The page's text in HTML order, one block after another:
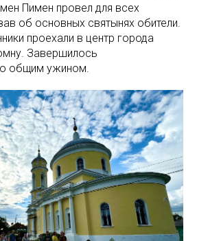
Пимен провел для всех
об основных святынях обители.
проехали в центр города
Завершилось
общим ужином.